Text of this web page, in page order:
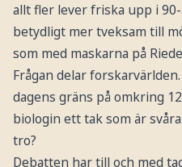
allt fler lever friska upp i
betydligt mer tveksam till
som med maskarna på
Frågan delar
dagens gräns på omkring
biologin ett tak som är
tro?
Debatten har till och med